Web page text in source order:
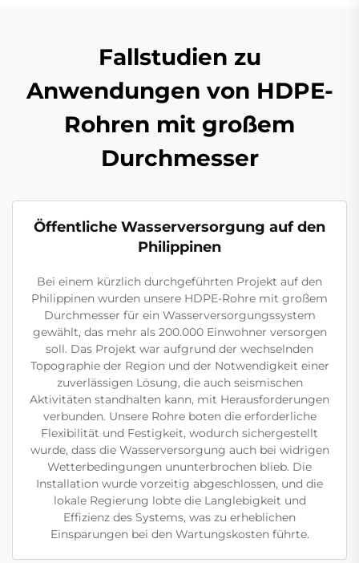
Fallstudien zu
Anwendungen von HDPE-
Rohren mit großem
Durchmesser
Öffentliche Wasserversorgung auf den
Philippinen
Bei einem kürzlich durchgeführten Projekt auf den
Philippinen wurden unsere HDPE-Rohre mit großem
Durchmesser für ein Wasserversorgungssystem
gewählt, das mehr als 200.000 Einwohner versorgen
soll. Das Projekt war aufgrund der wechselnden
Topographie der Region und der Notwendigkeit einer
zuverlässigen Lösung, die auch seismischen
Aktivitäten standhalten kann, mit Herausforderungen
verbunden. Unsere Rohre boten die erforderliche
Flexibilität und Festigkeit, wodurch sichergestellt
wurde, dass die Wasserversorgung auch bei widrigen
Wetterbedingungen ununterbrochen blieb. Die
Installation wurde vorzeitig abgeschlossen, und die
lokale Regierung lobte die Langlebigkeit und
Effizienz des Systems, was zu erheblichen
Einsparungen bei den Wartungskosten führte.